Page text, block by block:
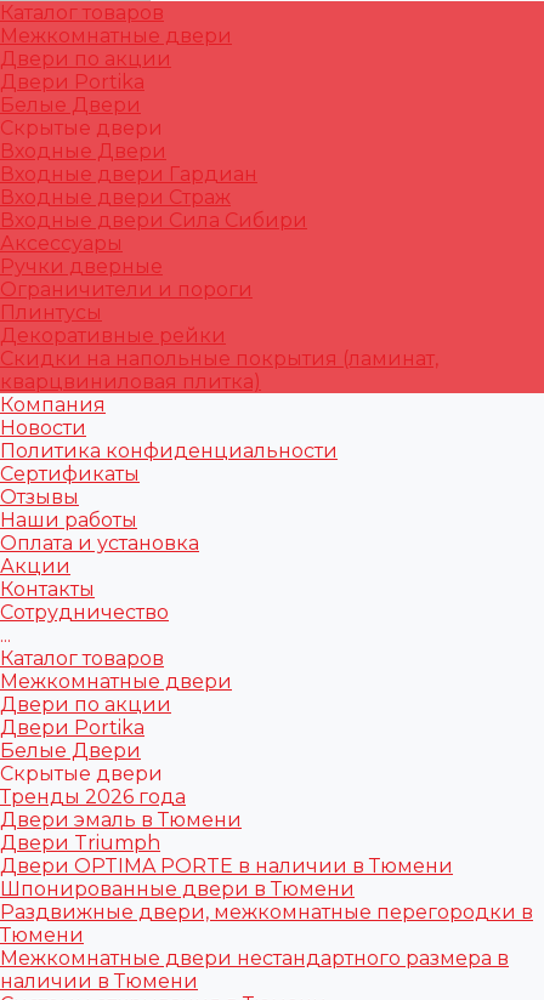
Каталог товаров
Межкомнатные двери
Двери по акции
Двери Portika
Белые Двери
Скрытые двери
Входные Двери
Входные двери Гардиан
Входные двери Страж
Входные двери Сила Сибири
Аксессуары
Ручки дверные
Ограничители и пороги
Плинтусы
Декоративные рейки
Скидки на напольные покрытия (ламинат,
кварцвиниловая плитка)
Компания
Новости
Политика конфиденциальности
Сертификаты
Отзывы
Наши работы
Оплата и установка
Акции
Контакты
Сотрудничество
...
Каталог товаров
Межкомнатные двери
Двери по акции
Двери Portika
Белые Двери
Скрытые двери
Тренды 2026 года
Двери эмаль в Тюмени
Двери Triumph
Двери OPTIMA PORTE в наличии в Тюмени
Шпонированные двери в Тюмени
Раздвижные двери, межкомнатные перегородки в
Тюмени
Межкомнатные двери нестандартного размера в
наличии в Тюмени